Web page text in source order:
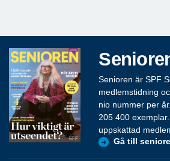
Senioren är SPF
medlemstidning
nio nummer per
205 400
uppskattad
Gå till